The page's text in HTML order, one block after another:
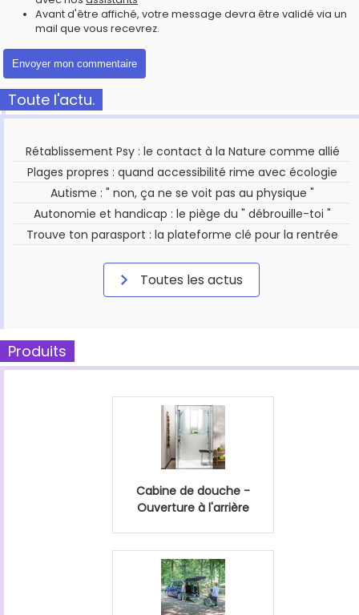
Avant d'être affiché, votre message devra être validé via un
mail que vous recevrez.
Toute l'actu.
Rétablissement Psy : le contact à la Nature comme allié
Plages propres : quand accessibilité rime avec écologie
Autisme : " non, ça ne se voit pas au physique "
Autonomie et handicap : le piège du " débrouille-toi "
Trouve ton parasport : la plateforme clé pour la rentrée
Toutes les actus
Produits
Cabine de douche -
Ouverture à l'arrière